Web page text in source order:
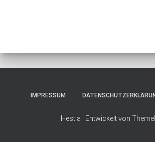
IMPRESSUM
Hestia | Entwickelt von